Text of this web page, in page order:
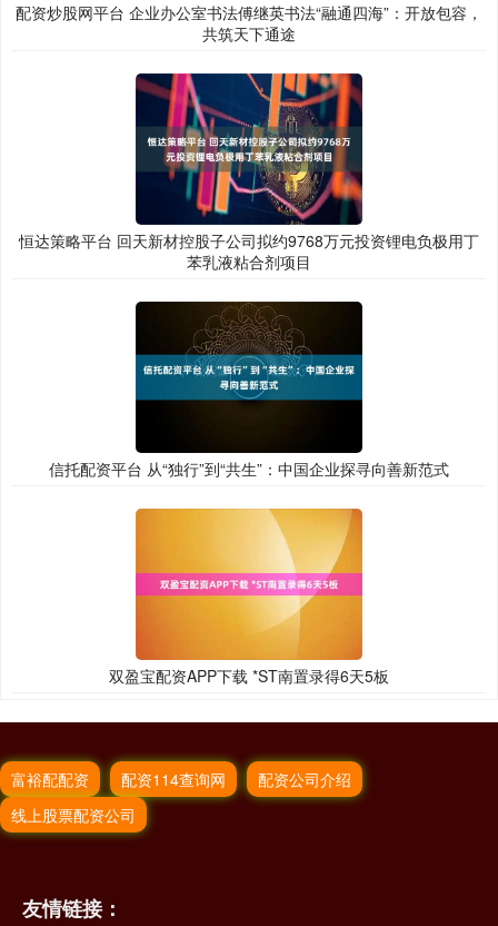
配资炒股网平台 企业办公室书法傅继英书法“融通四海”：开放包容，
共筑天下通途
恒达策略平台 回天新材控股子公司拟约9768万元投资锂电负极用丁
苯乳液粘合剂项目
信托配资平台 从“独行”到“共生”：中国企业探寻向善新范式
双盈宝配资APP下载 *ST南置录得6天5板
富裕配配资 配资114查询网
配资公司介绍
线上股票配资公司
友情链接：